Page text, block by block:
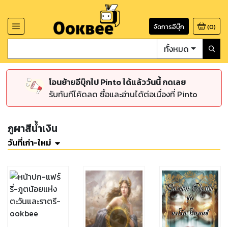
จัดการอีบุ๊ก (0)
ทั้งหมด
โอนย้ายอีบุ๊กไป Pinto ได้แล้ววันนี้ กดเลย
รับทันทีโค้ดลด ซื้อและอ่านได้ต่อเนื่องที่ Pinto
ภูผาสีน้ำเงิน
วันที่เก่า-ใหม่